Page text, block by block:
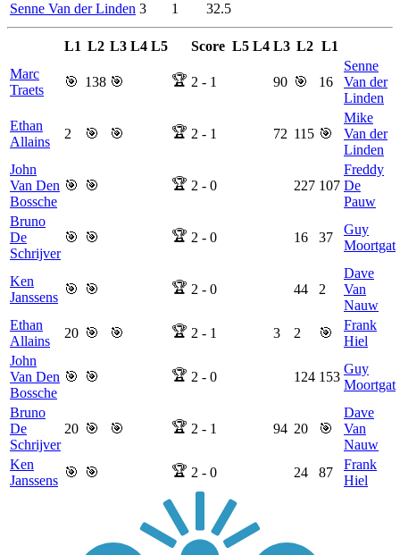
Senne Van der Linden 3 1 32.5
L1 L2 L3 L4 L5 Score L5 L4 L3 L2 L1
Marc
Traets
🎯 138 🎯 🏆 2 - 1 90 🎯 16
Senne
Van der
Linden
Ethan
Allains
2 🎯 🎯 🏆 2 - 1 72 115 🎯
Mike
Van der
Linden
John
Van Den
Bossche
🎯 🎯 🏆 2 - 0 227 107
Freddy
De
Pauw
Bruno
De
Schrijver
🎯 🎯 🏆 2 - 0 16 37
Guy
Moortgat
Ken
Janssens
🎯 🎯 🏆 2 - 0 44 2
Dave
Van
Nauw
Ethan
Allains
20 🎯 🎯 🏆 2 - 1 3 2 🎯
Frank
Hiel
John
Van Den
Bossche
🎯 🎯 🏆 2 - 0 124 153
Guy
Moortgat
Bruno
De
Schrijver
20 🎯 🎯 🏆 2 - 1 94 20 🎯
Dave
Van
Nauw
Ken
Janssens
🎯 🎯 🏆 2 - 0 24 87
Frank
Hiel